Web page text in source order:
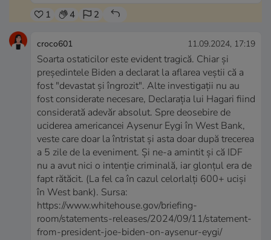
1 4 2
croco601 11.09.2024, 17:19
Soarta ostaticilor este evident tragică. Chiar și
președintele Biden a declarat la aflarea veștii că a
fost "devastat și îngrozit". Alte investigații nu au
fost considerate necesare, Declarația lui Hagari fiind
considerată adevăr absolut. Spre deosebire de
uciderea americancei Aysenur Eygi în West Bank,
veste care doar la întristat și asta doar după trecerea
a 5 zile de la eveniment. Și ne-a amintit și că IDF
nu a avut nici o intenție criminală, iar glonțul era de
fapt rătăcit. (La fel ca în cazul celorlalți 600+ uciși
în West bank). Sursa:
https://www.whitehouse.gov/briefing-
room/statements-releases/2024/09/11/statement-
from-president-joe-biden-on-aysenur-eygi/